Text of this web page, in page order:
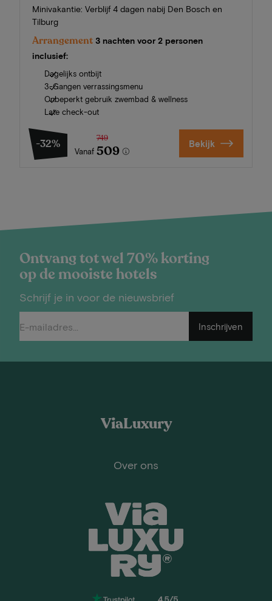
Minivakantie: Verblijf 4 dagen nabij Den Bosch en
Tilburg
Arrangement 3 nachten voor 2 personen
inclusief:
Dagelijks ontbijt
3-Gangen verrassingsmenu
Onbeperkt gebruik zwembad & wellness
Late check-out
-32%
Vanaf
749
509 Bekijk
Ontvang tot wel 70% korting
op de mooiste hotels
Schrijf je in voor de nieuwsbrief
Inschrijven
ViaLuxury
Over ons